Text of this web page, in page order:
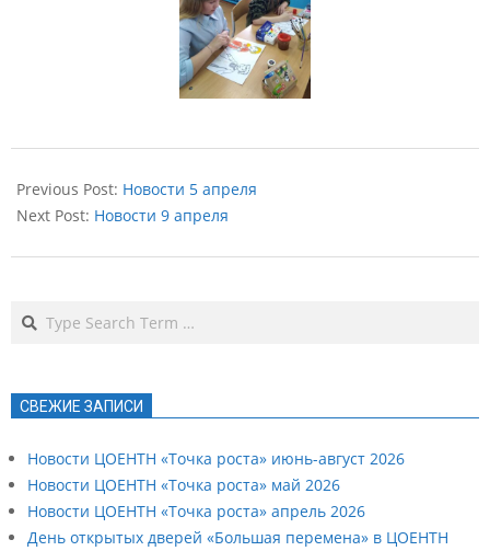
04-
08
Previous Post: Новости 5 апреля
Next Post: Новости 9 апреля
Search
СВЕЖИЕ ЗАПИСИ
Новости ЦОЕНТН «Точка роста» июнь-август 2026
Новости ЦОЕНТН «Точка роста» май 2026
Новости ЦОЕНТН «Точка роста» апрель 2026
День открытых дверей «Большая перемена» в ЦОЕНТН